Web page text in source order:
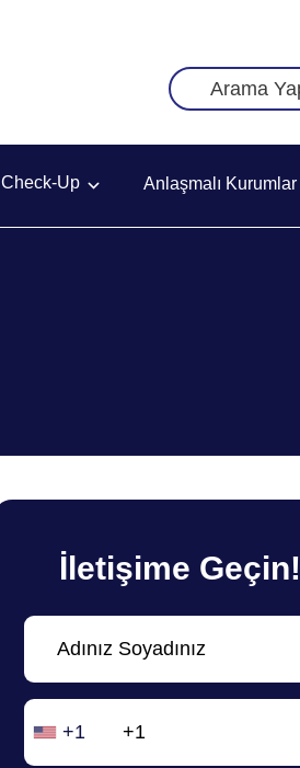
Check-Up Anlaşmalı Kurumlar
İletişime Geçin!
+1